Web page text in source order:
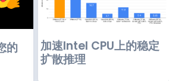
的
加速Intel CPU上的稳定
扩散推理